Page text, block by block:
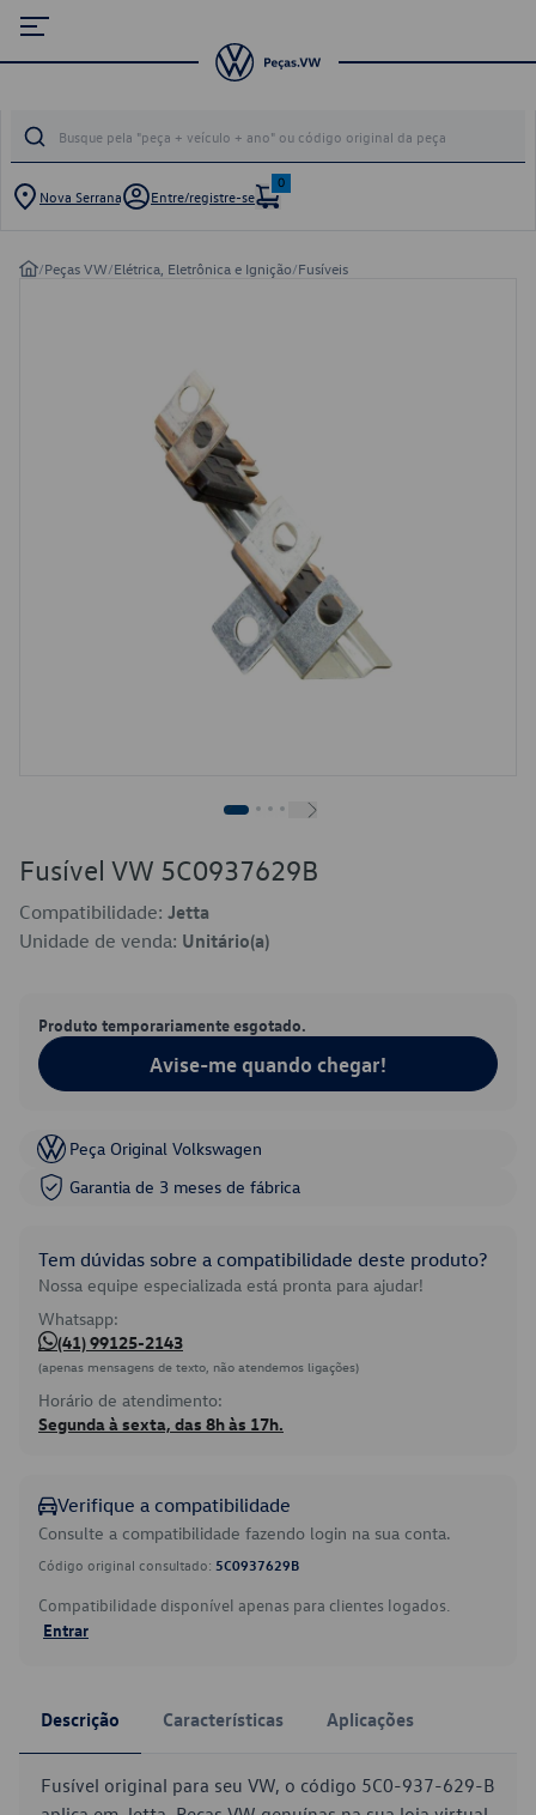
Nova Serrana Entre/registre-se
0
/Peças VW/Elétrica, Eletrônica e Ignição/Fusíveis
Fusível VW 5C0937629B
Compatibilidade: Jetta
Unidade de venda: Unitário(a)
Produto temporariamente esgotado.
Avise-me quando chegar!
Peça Original Volkswagen
Garantia de 3 meses de fábrica
Tem dúvidas sobre a compatibilidade deste produto?
Nossa equipe especializada está pronta para ajudar!
Whatsapp:
(41) 99125-2143
(apenas mensagens de texto, não atendemos ligações)
Horário de atendimento:
Segunda à sexta, das 8h às 17h.
Verifique a compatibilidade
Consulte a compatibilidade fazendo login na sua conta.
Código original consultado: 5C0937629B
Compatibilidade disponível apenas para clientes logados.
Entrar
Descrição Características Aplicações
Fusível original para seu VW, o código 5C0-937-629-B